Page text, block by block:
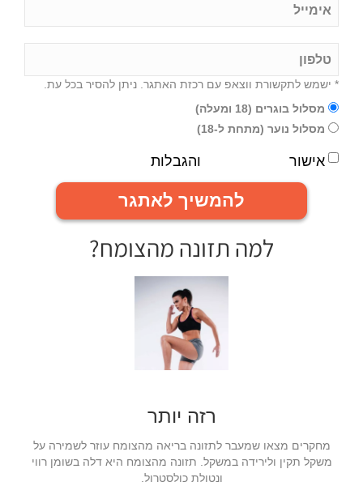
* ישמש לתקשורת ווצאפ עם רכזת האתגר. ניתן להסיר בכל עת.
מסלול בוגרים (18 ומעלה)
מסלול נוער (מתחת ל-18)
אישור והגבלות
להמשיך לאתגר
למה תזונה מהצומח?
רזה יותר
מחקרים מצאו שמעבר לתזונה בריאה מהצומח עוזר לשמירה על
משקל תקין ולירידה במשקל. תזונה מהצומח היא דלה בשומן רווי
ונטולת כולסטרול.